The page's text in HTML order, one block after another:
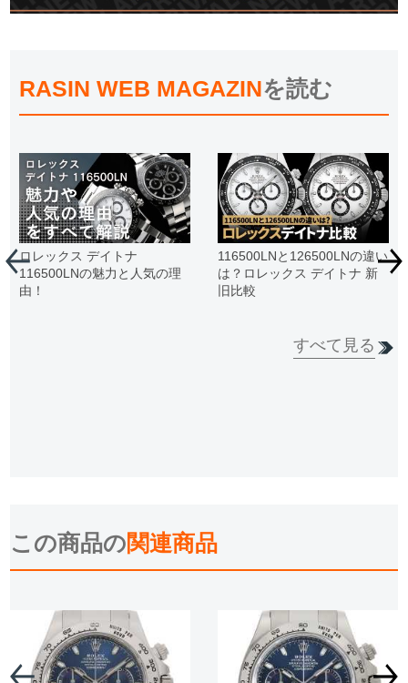
RASIN WEB MAGAZINを読む
ロレックス デイトナ
116500LNの魅力と人気の理
由！
116500LNと126500LNの違い
は？ロレックス デイトナ 新
旧比較
すべて見る
この商品の関連商品